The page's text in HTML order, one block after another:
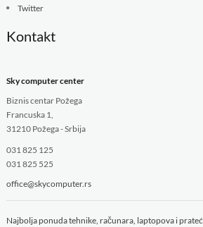
Twitter
Kontakt
Sky computer center
Biznis centar Požega
Francuska 1,
31210 Požega - Srbija
031 825 125
031 825 525
office@skycomputer.rs
Najbolja ponuda tehnike, računara, laptopova i